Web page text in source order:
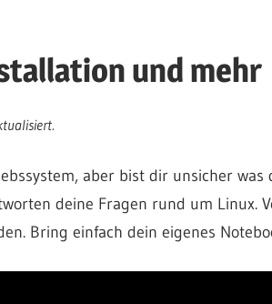
und mehr
aber bist dir unsicher
deine Fragen rund um Linux.
Bring einfach dein eigenes